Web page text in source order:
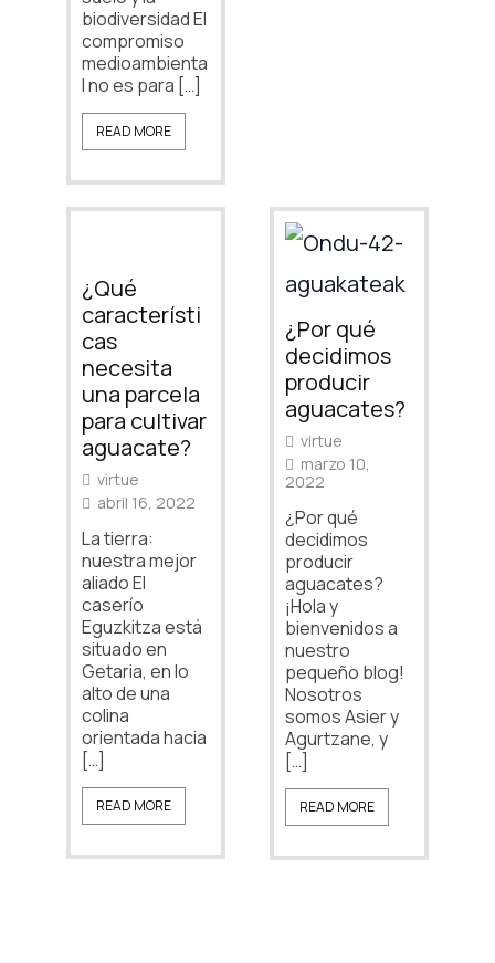
biodiversidad El
compromiso
medioambienta
l no es para […]
READ MORE
¿Qué
característi
cas
necesita
una parcela
para cultivar
aguacate?
virtue
abril 16, 2022
La tierra:
nuestra mejor
aliado El
caserío
Eguzkitza está
situado en
Getaria, en lo
alto de una
colina
orientada hacia
[…]
READ MORE
¿Por qué
decidimos
producir
aguacates?
virtue
marzo 10,
2022
¿Por qué
decidimos
producir
aguacates?
¡Hola y
bienvenidos a
nuestro
pequeño blog!
Nosotros
somos Asier y
Agurtzane, y
[…]
READ MORE